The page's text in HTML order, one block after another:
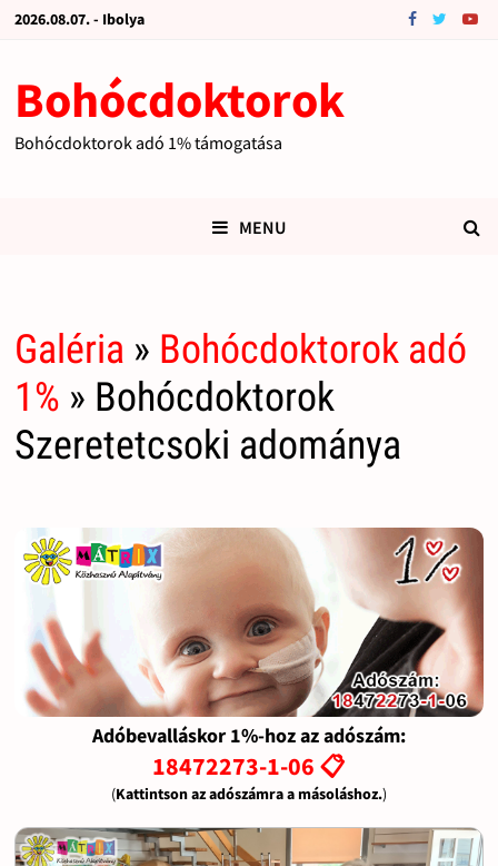
2026.08.07. - Ibolya
Bohócdoktorok
Bohócdoktorok adó 1% támogatása
MENU
Galéria » Bohócdoktorok adó
1% » Bohócdoktorok
Szeretetcsoki adománya
Adóbevalláskor 1%-hoz az adószám:
18472273-1-06 📋
(Kattintson az adószámra a másoláshoz.)